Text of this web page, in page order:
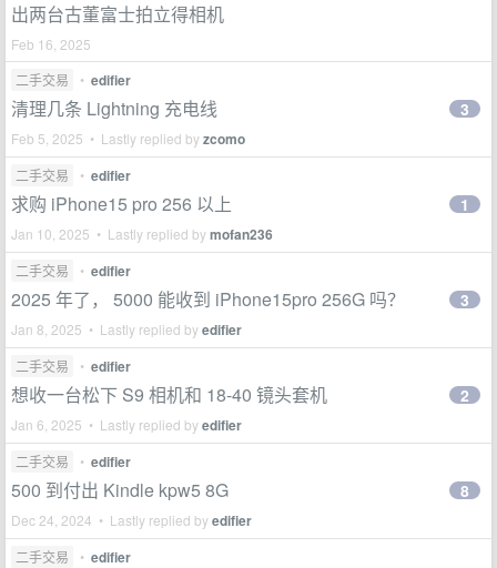
出两台古董富士拍立得相机
Feb 16, 2025
二手交易
• edifier
清理几条 Lightning 充电线
Feb 5, 2025 • Lastly replied byzcomo
3
二手交易 • edifier
求购 iPhone15 pro 256 以上
Jan 10, 2025 • Lastly replied bymofan236
1
二手交易 • edifier
2025 年了， 5000 能收到 iPhone15pro 256G 吗？
Jan 8, 2025 • Lastly replied byedifier
3
二手交易 • edifier
想收一台松下 S9 相机和 18-40 镜头套机
Jan 6, 2025 • Lastly replied byedifier
2
二手交易 • edifier
500 到付出 Kindle kpw5 8G
Dec 24, 2024 • Lastly replied byedifier
8
二手交易 • edifier